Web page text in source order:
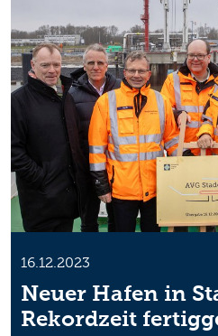
16.12.2023
Neuer Hafen in
Rekordzeit